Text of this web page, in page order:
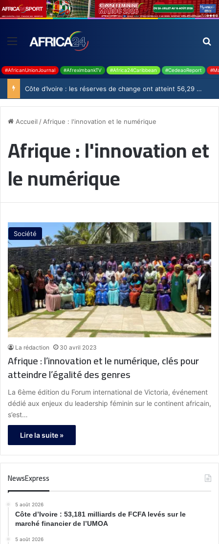
#AfricanUnionJournal #AfreximbankTV #Africa24Caribbean #CedeaoReport
Côte d’Ivoire : les réserves de change ont atteint 56,29 milliards USD en juillet
Accueil / Afrique : l'innovation et le numérique
Afrique : l'innovation et
le numérique
Société
La rédaction 30 avril 2023
Afrique : l’innovation et le numérique, clés pour
atteindre l’égalité des genres
La 6ème édition du Forum international de Victoria, événement
dédié aux enjeux du leadership féminin sur le continent africain,
s’est…
Lire la suite »
NewsExpress
5 août 2026
Côte d’Ivoire : 53,181 milliards de FCFA levés sur le
marché financier de l’UMOA
5 août 2026